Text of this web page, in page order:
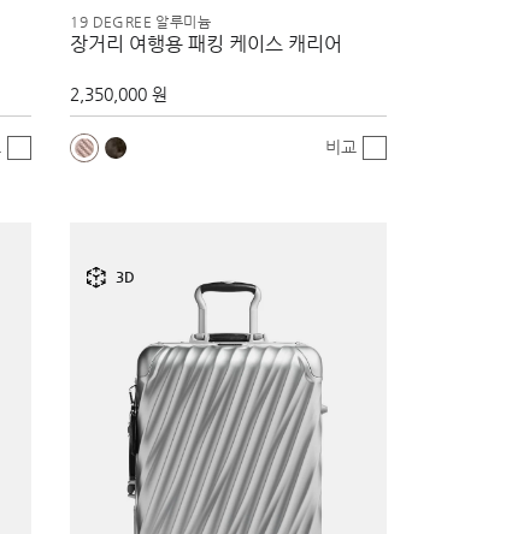
19 DEGREE 알루미늄
장거리 여행용 패킹 케이스 캐리어
2,350,000 원
비교
3D